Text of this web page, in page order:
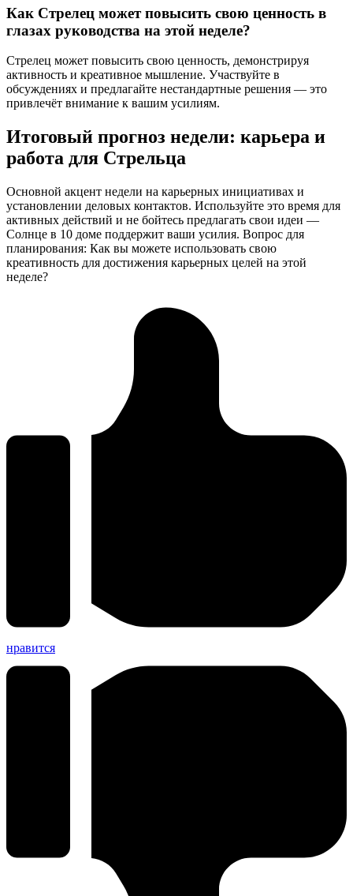
Как Стрелец может повысить свою ценность в
глазах руководства на этой неделе?
Стрелец может повысить свою ценность, демонстрируя
активность и креативное мышление. Участвуйте в
обсуждениях и предлагайте нестандартные решения — это
привлечёт внимание к вашим усилиям.
Итоговый прогноз недели: карьера и
работа для Стрельца
Основной акцент недели на карьерных инициативах и
установлении деловых контактов. Используйте это время для
активных действий и не бойтесь предлагать свои идеи —
Солнце в 10 доме поддержит ваши усилия. Вопрос для
планирования: Как вы можете использовать свою
креативность для достижения карьерных целей на этой
неделе?
нравится